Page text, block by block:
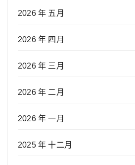
2026 年 五月
2026 年 四月
2026 年 三月
2026 年 二月
2026 年 一月
2025 年 十二月